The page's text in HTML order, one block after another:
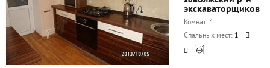
общественного
транспорта, и ЦЕНТР
города. Круглосуточно
ОКОНЧАТЕЛЬНАЯ ЦЕНА
ЗАВИСИТ ОТ
экскаваторщиков
Комнат: 1
Спальных мест: 1